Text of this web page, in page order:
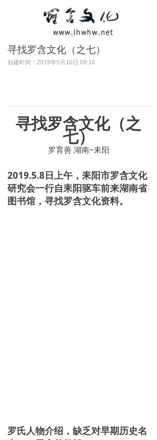
寻找罗含文化（之七）
创建时间： 2019年5月10日 09:16
寻找罗含文化（之
七）
罗育善 湖南~耒阳
2019.5.8日上午，耒阳市罗含文化
研究会一行自耒阳驱车前来湖南省
图书馆，寻找罗含文化资料。
罗氏人物介绍，缺乏对早期历史名